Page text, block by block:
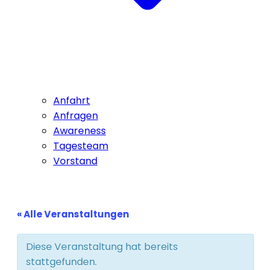
Anfahrt
Anfragen
Awareness
Tagesteam
Vorstand
« Alle Veranstaltungen
Diese Veranstaltung hat bereits
stattgefunden.